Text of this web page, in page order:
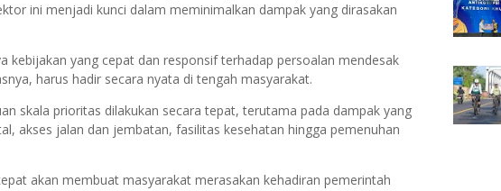
ini menjadi kunci dalam meminimalkan dampak yang dirasakan
kebijakan yang cepat dan responsif terhadap persoalan mendesak
harus hadir secara nyata di tengah masyarakat.
skala prioritas dilakukan secara tepat, terutama pada dampak yang
akses jalan dan jembatan, fasilitas kesehatan hingga pemenuhan
akan membuat masyarakat merasakan kehadiran pemerintah